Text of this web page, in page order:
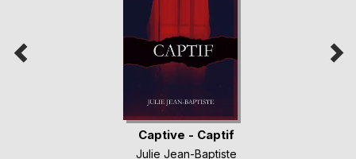
Captive - Captif
Julie Jean-Baptiste